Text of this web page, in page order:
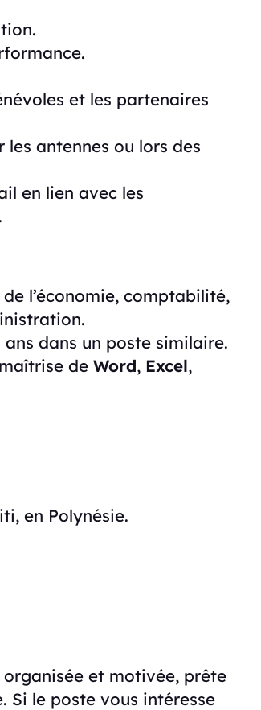
et les partenaires
antennes ou lors des
en lien avec les
l’économie, comptabilité,
dans un poste similaire.
de Word, Excel,
en Polynésie.
organisée et motivée, prête
le poste vous intéresse